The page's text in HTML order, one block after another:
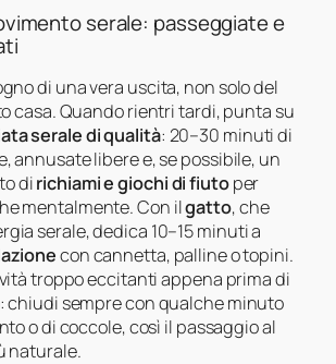
serale: passeggiate e
di una vera uscita, non solo del
casa. Quando rientri tardi, punta su
serale di qualità: 20–30 minuti di
annusate libere e, se possibile, un
dirichiami e giochi di fiutoper
mentalmente. Con ilgatto, che
serale, dedica 10–15 minuti a
con cannetta, palline o topini.
troppo eccitanti appena prima di
chiudi sempre con qualche minuto
o di coccole, così il passaggio al
naturale.